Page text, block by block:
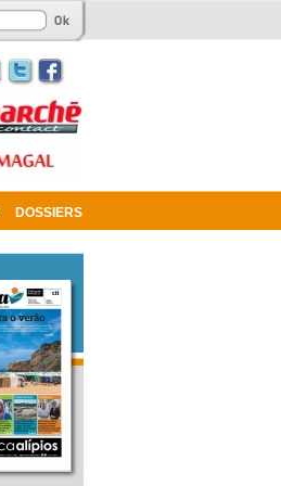
DOSSIERS